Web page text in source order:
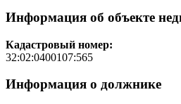
Информация об объекте
Кадастровый номер:
32:02:0400107:565
Информация о должнике